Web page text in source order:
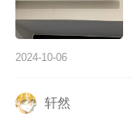
2024-10-06
轩然